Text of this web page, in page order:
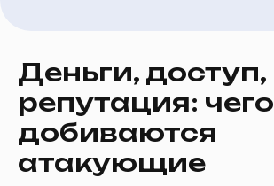
Деньги, доступ,
репутация: чего
добиваются
атакующие